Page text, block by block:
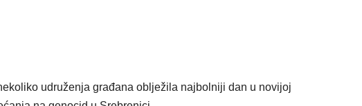
udruženja građana oblježila najbolniji dan u novijoj